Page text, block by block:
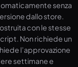
senza
dallo store.
con le stesse
Non richiede un
l’approvazione
settimane e